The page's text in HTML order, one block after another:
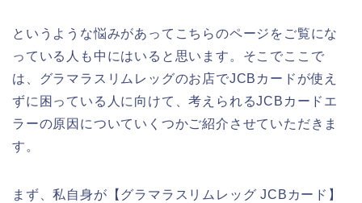
というような悩みがあってこちらのページをご覧にな
っている人も中にはいると思います。そこでここで
は、グラマラスリムレッグのお店でJCBカードが使え
ずに困っている人に向けて、考えられるJCBカードエ
ラーの原因についていくつかご紹介させていただきま
す。
まず、私自身が【グラマラスリムレッグ JCBカード】